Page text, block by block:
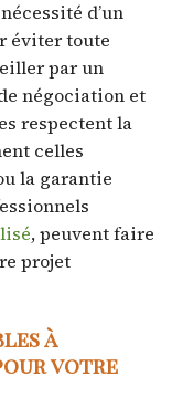
d’un
éviter toute
par un
négociation et
respectent la
celles
la garantie
, peuvent faire
projet
à
votre